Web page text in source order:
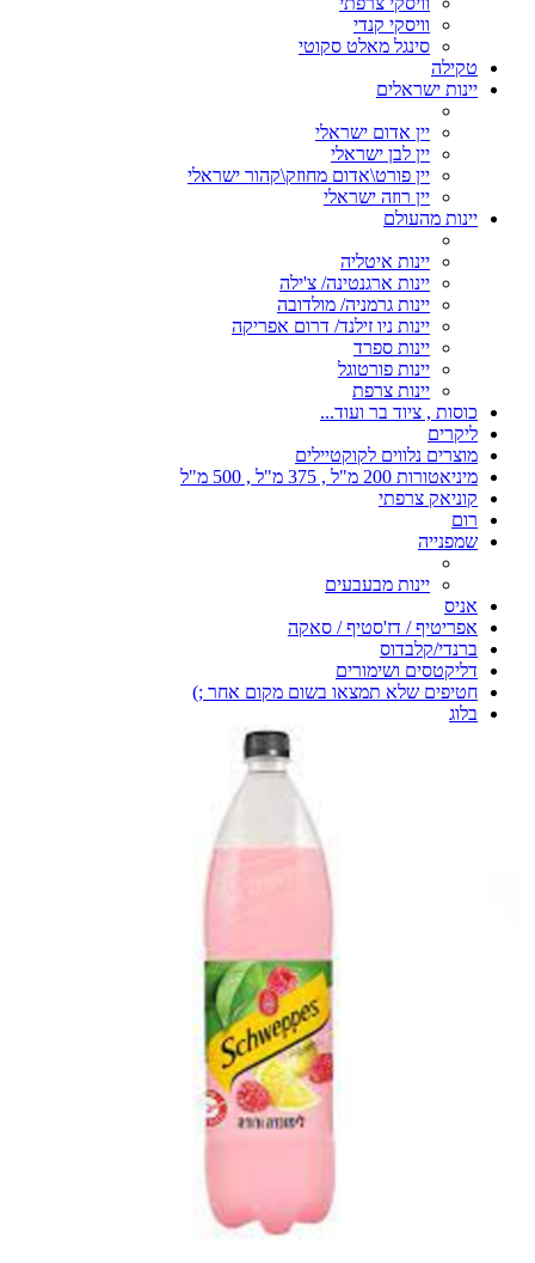
וויסקי קנדי
סינגל מאלט סקוטי
טקילה
יינות ישראלים
יין אדום ישראלי
יין לבן ישראלי
יין פורט\אדום מחוזק\קהור ישראלי
יין רוזה ישראלי
יינות מהעולם
יינות איטליה
יינות ארגנטינה/ צ'ילה
יינות גרמניה/ מולדובה
יינות ניו זילנד/ דרום אפריקה
יינות ספרד
יינות פורטוגל
יינות צרפת
כוסות , ציוד בר ועוד...
ליקרים
מוצרים נלווים לקוקטיילים
מיניאטורות 200 מ"ל , 375 מ"ל , 500 מ"ל
קוניאק צרפתי
רום
שמפנייה
יינות מבעבעים
אניס
אפריטיף / דז'סטיף / סאקה
ברנדי/קלבדוס
דליקטסים ושימורים
חטיפים שלא תמצאו בשום מקום אחר ;)
בלוג